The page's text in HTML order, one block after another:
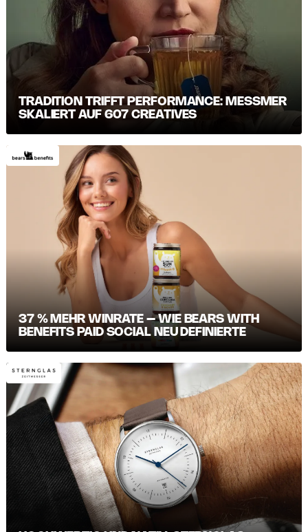
TRADITION TRIFFT PERFORMANCE: MESSMER S
KALIERT AUF 607 CREATIVES
37 % MEHR WINRATE – WIE BEARS WITH
BENEFITS PAID SOCIAL NEU DEFINIERTE